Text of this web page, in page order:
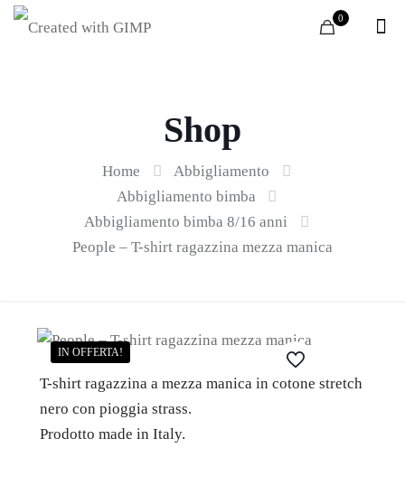
0
Shop
Home
Abbigliamento
Abbigliamento bimba
Abbigliamento bimba 8/16 anni
People – T-shirt ragazzina mezza manica
IN OFFERTA!
T-shirt ragazzina a mezza manica in cotone stretch
nero con pioggia strass.
Prodotto made in Italy.